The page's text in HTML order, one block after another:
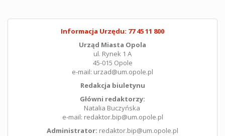
Informacja Urzędu: 77 45 11 800
Urząd Miasta Opola
ul. Rynek 1 A
45-015 Opole
e-mail: urzad@um.opole.pl
Redakcja biuletynu
Główni redaktorzy:
Natalia Buczyńska
e-mail: redaktor.bip@um.opole.pl
Administrator: redaktor.bip@um.opole.pl